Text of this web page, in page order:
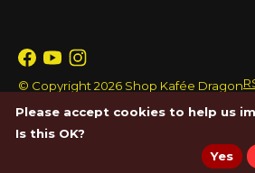
© Copyright 2026 Shop Kafée Dragon
Please accept cookies to help us
Is this OK?
Yes